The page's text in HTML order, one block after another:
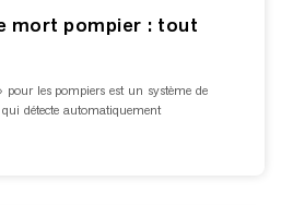
mort pompier : tout
les pompiers est un système de
détecte automatiquement